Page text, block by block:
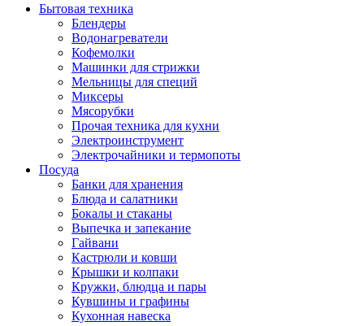
Бытовая техника
Блендеры
Водонагреватели
Кофемолки
Машинки для стрижки
Мельницы для специй
Миксеры
Мясорубки
Прочая техника для кухни
Электроинструмент
Электрочайники и термопоты
Посуда
Банки для хранения
Блюда и салатники
Бокалы и стаканы
Выпечка и запекание
Гайвани
Кастрюли и ковши
Крышки и колпаки
Кружки, блюдца и пары
Кувшины и графины
Кухонная навеска